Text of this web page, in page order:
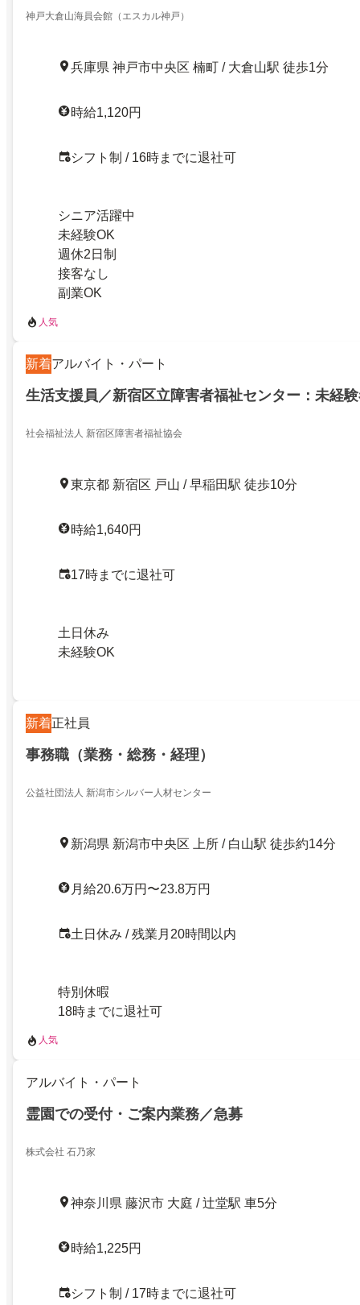
神戸大倉山海員会館（エスカル神戸）
兵庫県 神戸市中央区 楠町 / 大倉山駅 徒歩1分
時給1,120円
シフト制 / 16時までに退社可
シニア活躍中
未経験OK
週休2日制
接客なし
副業OK
人気
新着アルバイト・パート
生活支援員／新宿区立障害者福祉センター：未経
社会福祉法人 新宿区障害者福祉協会
東京都 新宿区 戸山 / 早稲田駅 徒歩10分
時給1,640円
17時までに退社可
土日休み
未経験OK
新着正社員
事務職（業務・総務・経理）
公益社団法人 新潟市シルバー人材センター
新潟県 新潟市中央区 上所 / 白山駅 徒歩約14分
月給20.6万円〜23.8万円
土日休み / 残業月20時間以内
特別休暇
18時までに退社可
人気
アルバイト・パート
霊園での受付・ご案内業務／急募
株式会社 石乃家
神奈川県 藤沢市 大庭 / 辻堂駅 車5分
時給1,225円
シフト制 / 17時までに退社可